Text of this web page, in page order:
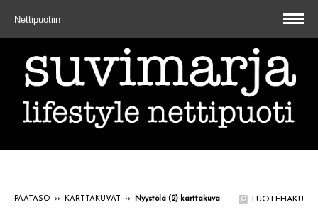
Nettipuotiin
TUOTEHAKU
PÄÄTASO ›› KARTTAKUVAT ›› Nyystölä (2) karttakuva